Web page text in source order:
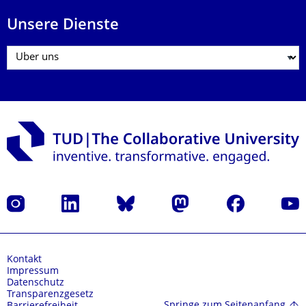
Unsere Dienste
Instagram LinkedIn Bluesky Mastodon Facebook
Kontakt
Impressum
Datenschutz
Transparenzgesetz